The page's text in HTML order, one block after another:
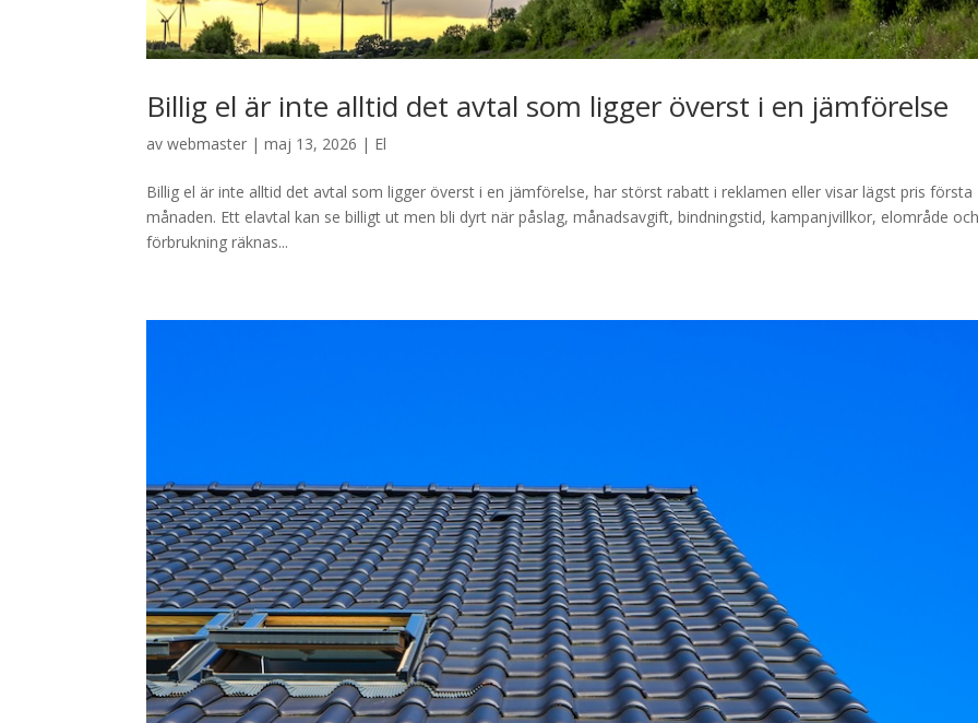
Billig el är inte alltid det avtal som ligger överst i en jämförelse
avwebmaster |maj 13, 2026 | El
Billig el är inte alltid det avtal som ligger överst i en jämförelse, har störst rabatt i reklamen eller visar lägst pris första
månaden. Ett elavtal kan se billigt ut men bli dyrt när påslag, månadsavgift, bindningstid, kampanjvillkor, elområde
förbrukning räknas...